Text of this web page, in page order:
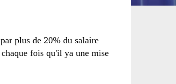
par plus de 20% du salaire
chaque fois qu'il ya une mise